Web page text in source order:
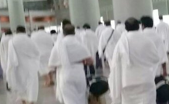
الفتوى الهاتفية
مَواقِيتُ الصَّـــلاة
القاهرة · 06 أغسطس 2026 م
الفجر
4 :40